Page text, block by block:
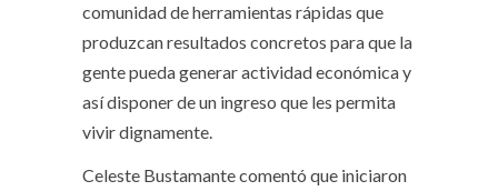
comunidad de herramientas rápidas que
produzcan resultados concretos para que la
gente pueda generar actividad económica y
así disponer de un ingreso que les permita
vivir dignamente.
Celeste Bustamante comentó que iniciaron